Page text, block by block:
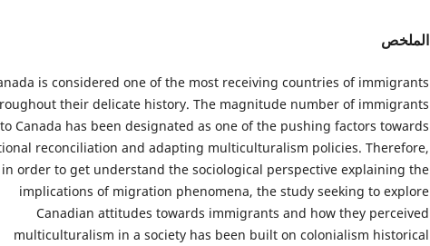
الملخص
is considered one of the most receiving countries of immigrants
their delicate history. The magnitude number of immigrants
to Canada has been designated as one of the pushing factors towards
reconciliation and adapting multiculturalism policies. Therefore,
in order to get understand the sociological perspective explaining the
implications of migration phenomena, the study seeking to explore
Canadian attitudes towards immigrants and how they perceived
multiculturalism in a society has been built on colonialism historical